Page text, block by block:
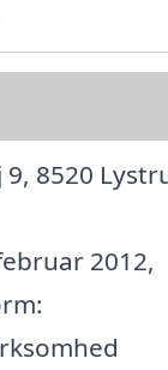
8520
2012,